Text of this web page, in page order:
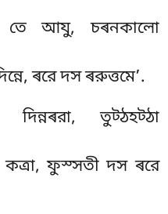
তে আযু, চৰনকালো
ৰরে দস ৰরুত্তমে’.
দিন্নৰরা, তুট্ঠহট্ঠা
কত্ৰা, ফুস্সতী দস ৰরে